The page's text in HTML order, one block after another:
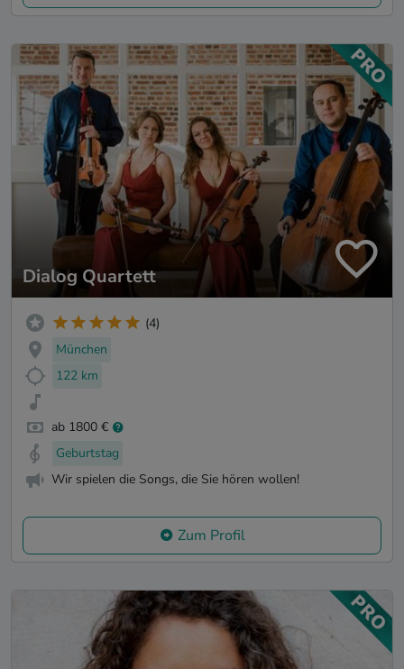
Dialog Quartett
(4)
München
122 km
ab 1800 €
Geburtstag
Wir spielen die Songs, die Sie hören wollen!
Zum Profil